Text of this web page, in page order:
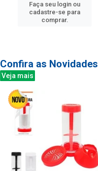
Faça seu login ou
cadastre-se para
comprar.
Confira as Novidades
Veja mais